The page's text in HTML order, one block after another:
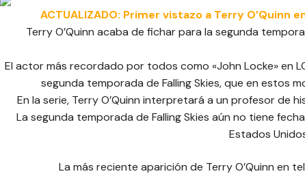
ACTUALIZADO: Primer vistazo a Terry O’Quinn
Terry O’Quinn acaba de fichar para la segunda
El actor más recordado por todos como «John Locke» en
segunda temporada de Falling Skies, que en estos
En la serie, Terry O’Quinn interpretará a un profesor de
La segunda temporada de Falling Skies aún no tiene
Estados
La más reciente aparición de Terry O’Quinn en